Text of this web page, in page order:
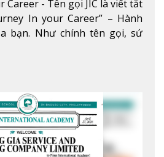
Career - Tên gọi JIC là viết tắt
In your Career” – Hành
bạn. Như chính tên gọi, sứ